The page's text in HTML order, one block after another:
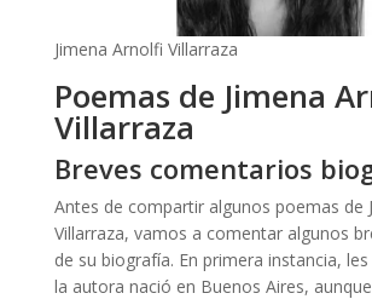
Jimena Arnolfi Villarraza
Poemas de Jimena
Villarraza
Breves comentarios
Antes de compartir algunos poemas de
Villarraza, vamos a comentar algunos
de su biografía. En primera instancia,
la autora nació en Buenos Aires,